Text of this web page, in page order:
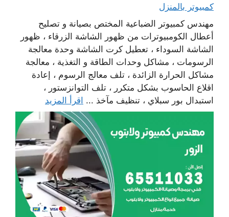
كمبيوتر بالمنزل
مهندس كمبيوتر الضباعية المختص بصيانة و تصليح
أعطال الكومبيوترات من ظهور الشاشة الزرقاء ، ظهور
الشاشة السوداء ، تعطيل كرت الشاشة وحدة معالجة
الرسومات ، مشاكل وحدات الطاقة و التغذية ، معالجة
مشاكل الحرارة الزائدة ، تلف معالج الرسوم ، إعادة
اقلاع الحاسوب بشكل متكرر ، تلف التوانزستور ،
استبدال بور سبلاي ، تنظيف مآخذ ... اقرأ المزيد